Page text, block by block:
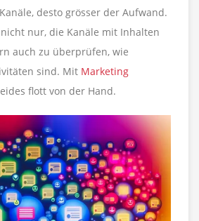
desto grösser der Aufwand.
nur, die Kanäle mit Inhalten
auch zu überprüfen, wie
sind. Mit Marketing
flott von der Hand.